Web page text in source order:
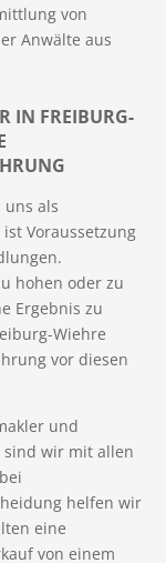
von
Anwälte aus
IN FREIBURG-
als
Voraussetzung
hohen oder zu
Ergebnis zu
Wiehre
vor diesen
und
sind wir mit allen
helfen wir
eine
von einem